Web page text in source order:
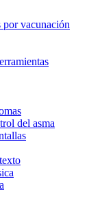
por vacunación
del asma